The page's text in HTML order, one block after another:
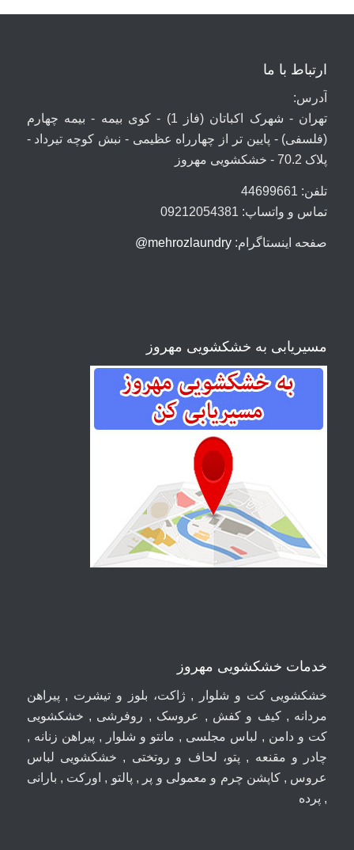
ارتباط با ما
آدرس:
تهران - شهرک اکباتان (فاز 1) - کوی بیمه - بیمه چهارم
(فلسفی) - پایین تر از چهارراه عظیمی - نبش کوچه تیرداد -
پلاک 70.2 - خشکشویی مهروز
تلفن: 44699661
تماس و واتساپ: 09212054381
صفحه اینستاگرام: mehrozlaundry@
مسیریابی به خشکشویی مهروز
خدمات خشکشویی مهروز
خشکشویی کت و شلوار , ژاکت، بلوز و تیشرت , پیراهن
مردانه , کیف و کفش , عروسک , روفرشی , خشکشویی
کت و دامن , لباس مجلسی , مانتو و شلوار , پیراهن زنانه ,
چادر و مقنعه , پتو، لحاف و روتختی , خشکشویی لباس
عروس , کاپشن چرم و معمولی و پر , پالتو , اورکت , بارانی
, پرده